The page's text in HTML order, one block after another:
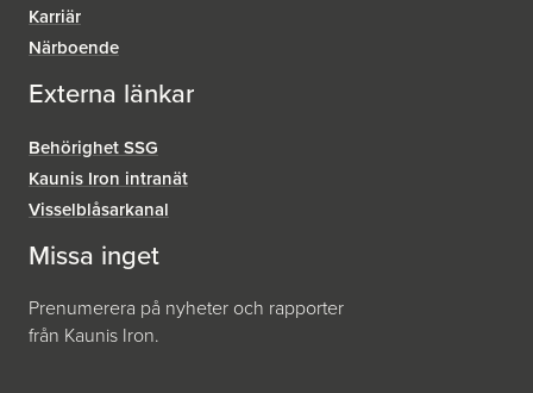
Karriär
Närboende
Externa länkar
Behörighet SSG
Kaunis Iron intranät
Visselblåsar­kanal
Missa inget
Prenumerera på nyheter och rapporter
från Kaunis Iron.